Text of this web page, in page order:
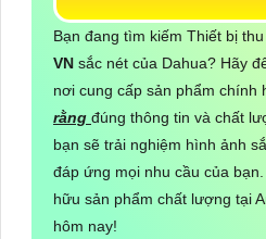
Bạn đang tìm kiếm Thiết bị
VN sắc nét của Dahua? Hãy
nơi cung cấp sản phẩm chính
rằng đúng thông tin và chất
bạn sẽ trải nghiệm hình ảnh
đáp ứng mọi nhu cầu của
hữu sản phẩm chất lượng tại
hôm nay!